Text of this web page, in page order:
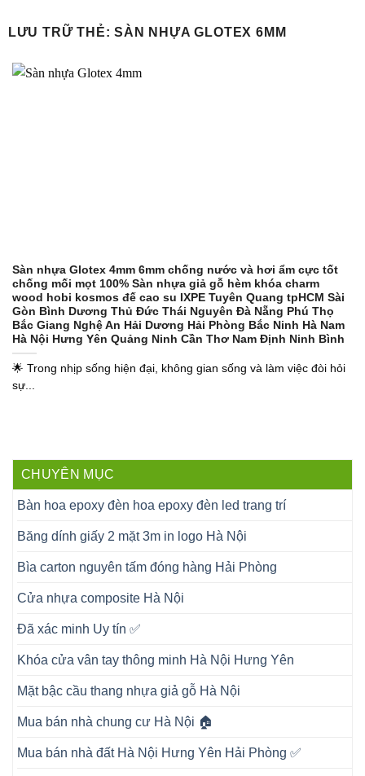
qua
dung
LƯU TRỮ THẺ:SÀN NHỰA GLOTEX 6MM
Sàn nhựa Glotex 4mm 6mm chống nước và hơi ẩm cực tốt
chống mối mọt 100% Sàn nhựa giả gỗ hèm khóa charm
wood hobi kosmos đế cao su IXPE Tuyên Quang tpHCM Sài
Gòn Bình Dương Thủ Đức Thái Nguyên Đà Nẵng Phú Thọ
Bắc Giang Nghệ An Hải Dương Hải Phòng Bắc Ninh Hà Nam
Hà Nội Hưng Yên Quảng Ninh Cần Thơ Nam Định Ninh Bình
🌟 Trong nhịp sống hiện đại, không gian sống và làm việc đòi hỏi
sự...
CHUYÊN MỤC
Bàn hoa epoxy đèn hoa epoxy đèn led trang trí
Băng dính giấy 2 mặt 3m in logo Hà Nội
Bìa carton nguyên tấm đóng hàng Hải Phòng
Cửa nhựa composite Hà Nội
Đã xác minh Uy tín ✅
Khóa cửa vân tay thông minh Hà Nội Hưng Yên
Mặt bậc cầu thang nhựa giả gỗ Hà Nội
Mua bán nhà chung cư Hà Nội 🏠
Mua bán nhà đất Hà Nội Hưng Yên Hải Phòng ✅